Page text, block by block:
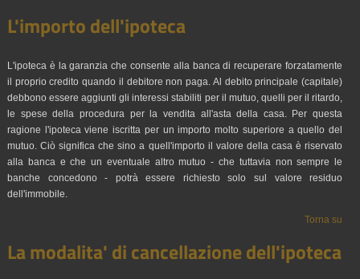
L'importo dell'ipoteca
L'ipoteca è la garanzia che consente alla banca di recuperare forzatamente
il proprio credito quando il debitore non paga. Al debito principale (capitale)
debbono essere aggiunti gli interessi stabiliti per il mutuo, quelli per il ritardo,
le spese della procedura per la vendita all'asta della casa. Per questa
ragione l'ipoteca viene iscritta per un importo molto superiore a quello del
mutuo. Ciò significa che sino a quell'importo il valore della casa è riservato
alla banca e che un eventuale altro mutuo - che tuttavia non sempre le
banche concedono - potrà essere richiesto solo sul valore residuo
dell'immobile.
Torna su
La modalita' di cancellazione dell'ipoteca